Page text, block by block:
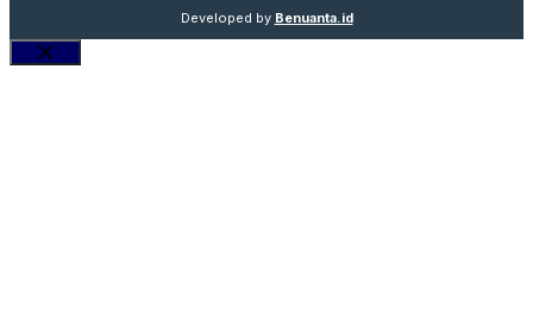
Developed by Benuanta.id
Close